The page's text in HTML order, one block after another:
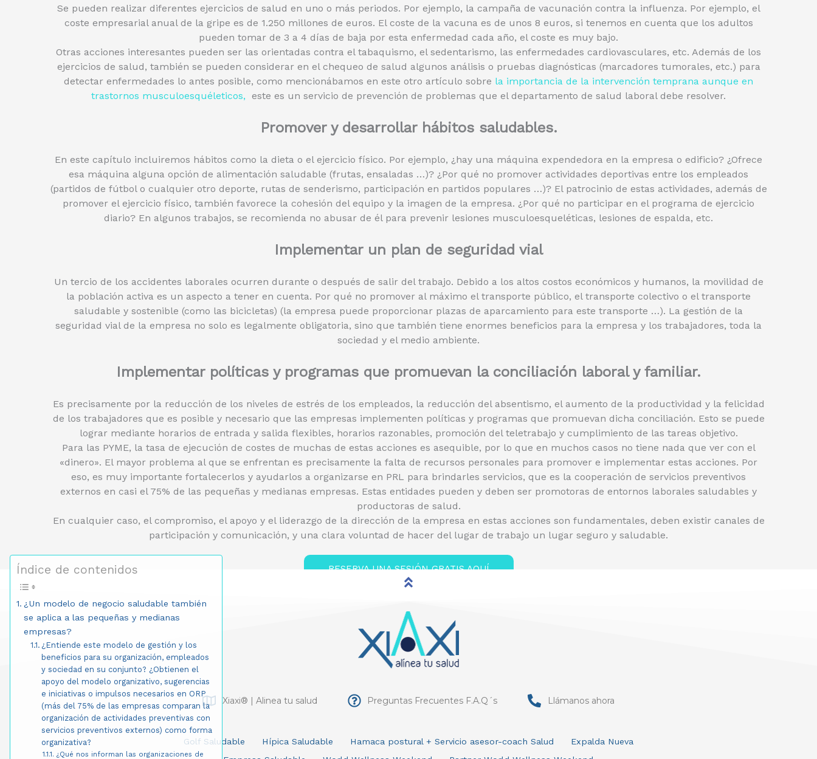
Índice de contenidos
¿Un modelo de negocio saludable también
se aplica a las pequeñas y medianas
empresas?
¿Entiende este modelo de gestión y los
beneficios para su organización, empleados
y sociedad en su conjunto? ¿Obtienen el
apoyo del modelo organizativo, sugerencias
e iniciativas o impulsos necesarios en ORP
(más del 75% de las empresas comparan la
organización de actividades preventivas con
servicios preventivos externos) como forma
organizativa?
¿Qué nos informan las organizaciones de
Se pueden realizar diferentes ejercicios de salud en uno o más periodos. Por ejemplo, la campaña de vacunación contra la influenza. Por ejemplo, el
coste empresarial anual de la gripe es de 1.250 millones de euros. El coste de la vacuna es de unos 8 euros, si tenemos en cuenta que los adultos
pueden tomar de 3 a 4 días de baja por esta enfermedad cada año, el coste es muy bajo.
Otras acciones interesantes pueden ser las orientadas contra el tabaquismo, el sedentarismo, las enfermedades cardiovasculares, etc. Además de los
ejercicios de salud, también se pueden considerar en el chequeo de salud algunos análisis o pruebas diagnósticas (marcadores tumorales, etc.) para
detectar enfermedades lo antes posible, como mencionábamos en este otro artículo sobre la importancia de la intervención temprana aunque en
trastornos musculoesquéleticos, este es un servicio de prevención de problemas que el departamento de salud laboral debe resolver.
Promover y desarrollar hábitos saludables.
En este capítulo incluiremos hábitos como la dieta o el ejercicio físico. Por ejemplo, ¿hay una máquina expendedora en la empresa o edificio? ¿Ofrece
esa máquina alguna opción de alimentación saludable (frutas, ensaladas …)? ¿Por qué no promover actividades deportivas entre los empleados
(partidos de fútbol o cualquier otro deporte, rutas de senderismo, participación en partidos populares …)? El patrocinio de estas actividades, además de
promover el ejercicio físico, también favorece la cohesión del equipo y la imagen de la empresa. ¿Por qué no participar en el programa de ejercicio
diario? En algunos trabajos, se recomienda no abusar de él para prevenir lesiones musculoesqueléticas, lesiones de espalda, etc.
Implementar un plan de seguridad vial
Un tercio de los accidentes laborales ocurren durante o después de salir del trabajo. Debido a los altos costos económicos y humanos, la movilidad de
la población activa es un aspecto a tener en cuenta. Por qué no promover al máximo el transporte público, el transporte colectivo o el transporte
saludable y sostenible (como las bicicletas) (la empresa puede proporcionar plazas de aparcamiento para este transporte …). La gestión de la
seguridad vial de la empresa no solo es legalmente obligatoria, sino que también tiene enormes beneficios para la empresa y los trabajadores, toda la
sociedad y el medio ambiente.
Implementar políticas y programas que promuevan la conciliación laboral y familiar.
Es precisamente por la reducción de los niveles de estrés de los empleados, la reducción del absentismo, el aumento de la productividad y la felicidad
de los trabajadores que es posible y necesario que las empresas implementen políticas y programas que promuevan dicha conciliación. Esto se puede
lograr mediante horarios de entrada y salida flexibles, horarios razonables, promoción del teletrabajo y cumplimiento de las tareas objetivo.
Para las PYME, la tasa de ejecución de costes de muchas de estas acciones es asequible, por lo que en muchos casos no tiene nada que ver con el
«dinero». El mayor problema al que se enfrentan es precisamente la falta de recursos personales para promover e implementar estas acciones. Por
eso, es muy importante fortalecerlos y ayudarlos a organizarse en PRL para brindarles servicios, que es la cooperación de servicios preventivos
externos en casi el 75% de las pequeñas y medianas empresas. Estas entidades pueden y deben ser promotoras de entornos laborales saludables y
productoras de salud.
En cualquier caso, el compromiso, el apoyo y el liderazgo de la dirección de la empresa en estas acciones son fundamentales, deben existir canales de
participación y comunicación, y una clara voluntad de hacer del lugar de trabajo un lugar seguro y saludable.
RESERVA UNA SESIÓN GRATIS AQUÍ
Xiaxi® | Alinea tu salud Preguntas Frecuentes F.A.Q´s Llámanos ahora
Golf Saludable Hípica Saludable Hamaca postural + Servicio asesor-coach Salud
Expalda Nueva